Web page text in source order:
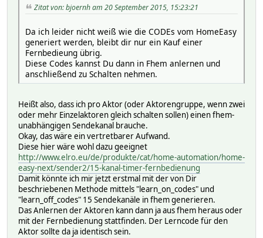
Zitat von: bjoernh am 20 September 2015, 15:23:21
Da ich leider nicht weiß wie die CODEs vom HomeEasy
generiert werden, bleibt dir nur ein Kauf einer
Fernbedieung übrig.
Diese Codes kannst Du dann in Fhem anlernen und
anschließend zu Schalten nehmen.
Heißt also, dass ich pro Aktor (oder Aktorengruppe, wenn zwei
oder mehr Einzelaktoren gleich schalten sollen) einen fhem-
unabhängigen Sendekanal brauche.
Okay, das wäre ein vertretbarer Aufwand.
Diese hier wäre wohl dazu geeignet
http://www.elro.eu/de/produkte/cat/home-automation/home-
easy-next/sender2/15-kanal-timer-fernbedienung
Damit könnte ich mir jetzt erstmal mit der von Dir
beschriebenen Methode mittels "learn_on_codes" und
"learn_off_codes" 15 Sendekanäle in fhem generieren.
Das Anlernen der Aktoren kann dann ja aus fhem heraus oder
mit der Fernbedienung stattfinden. Der Lerncode für den
Aktor sollte da ja identisch sein.